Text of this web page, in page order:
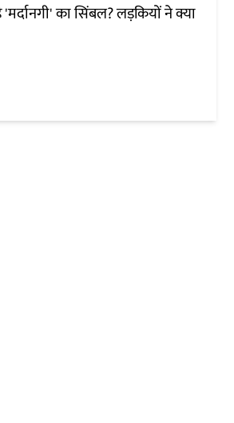
का सिंबल? लड़कियों ने क्या